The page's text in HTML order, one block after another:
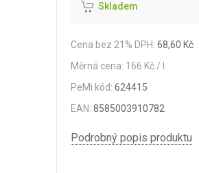
Skladem
Cena bez 21% DPH: 68,60 Kč
Měrná cena: 166 Kč / l
PeMi kód:624415
EAN:8585003910782
Podrobný popis produktu